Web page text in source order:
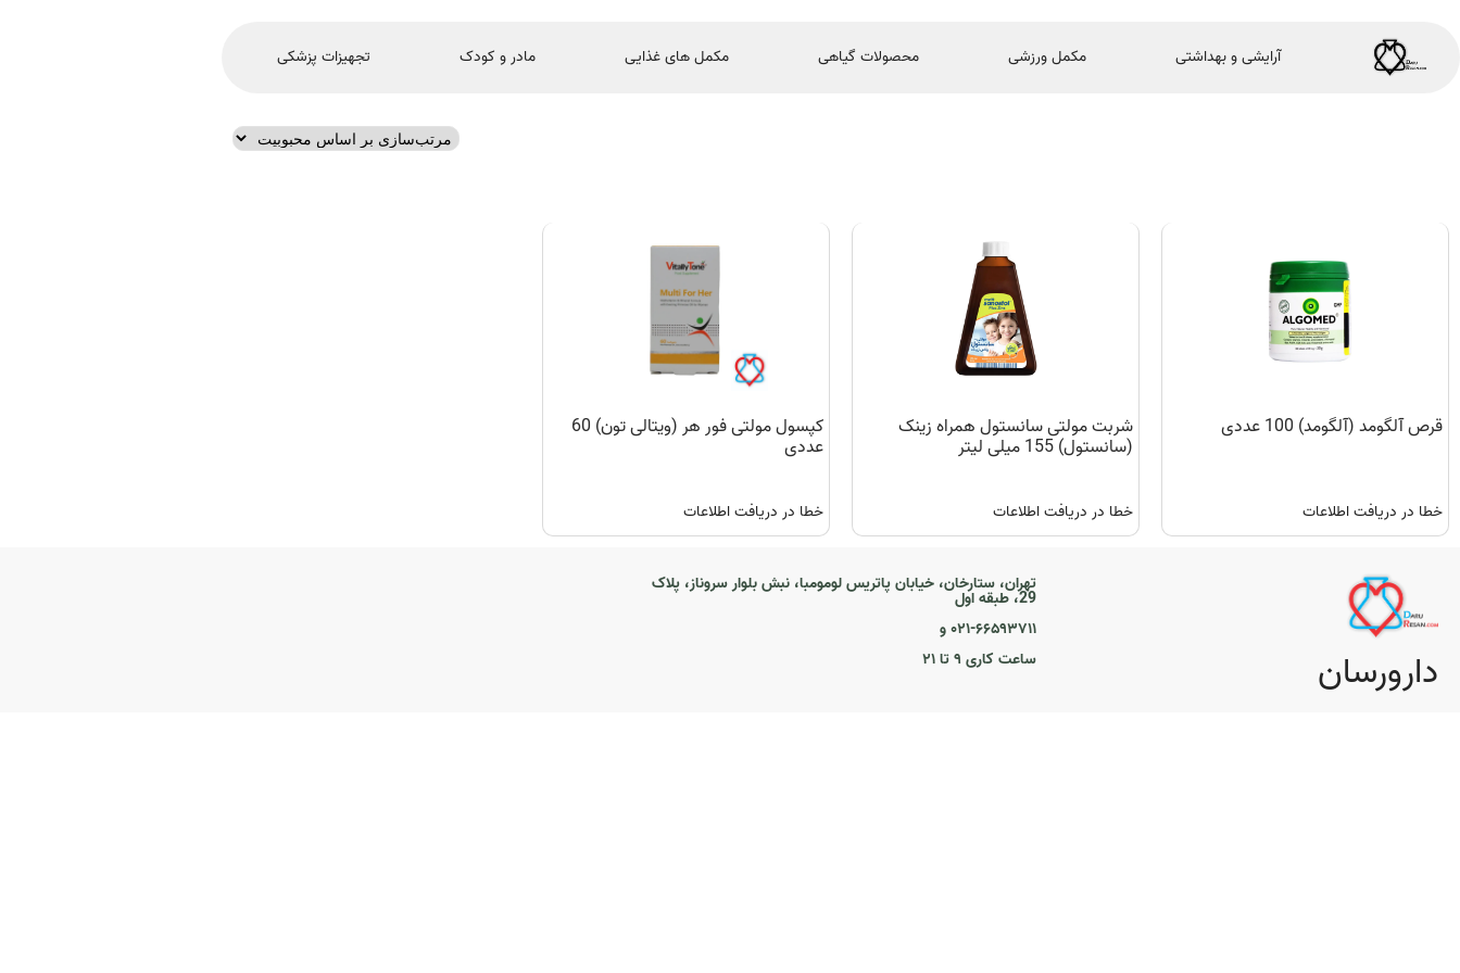
آرایشی و بهداشتی مکمل ورزشی محصولات گیاهی مکمل های غذایی مادر و کودک تجهیزات پزشکی
قرص آلگومد (آلگومد) 100 عددی
خطا در دریافت اطلاعات
شربت مولتی سانستول همراه زینک
(سانستول) 155 میلی لیتر
خطا در دریافت اطلاعات
کپسول مولتی فور هر (ویتالی تون) 60
عددی
خطا در دریافت اطلاعات
دارورسان
تهران، ستارخان، خیابان پاتریس لومومبا، نبش بلوار سروناز، پلاک
29، طبقه اول
۰۲۱-۶۶۵۹۳۷۱۱ و
ساعت کاری ۹ تا ۲۱